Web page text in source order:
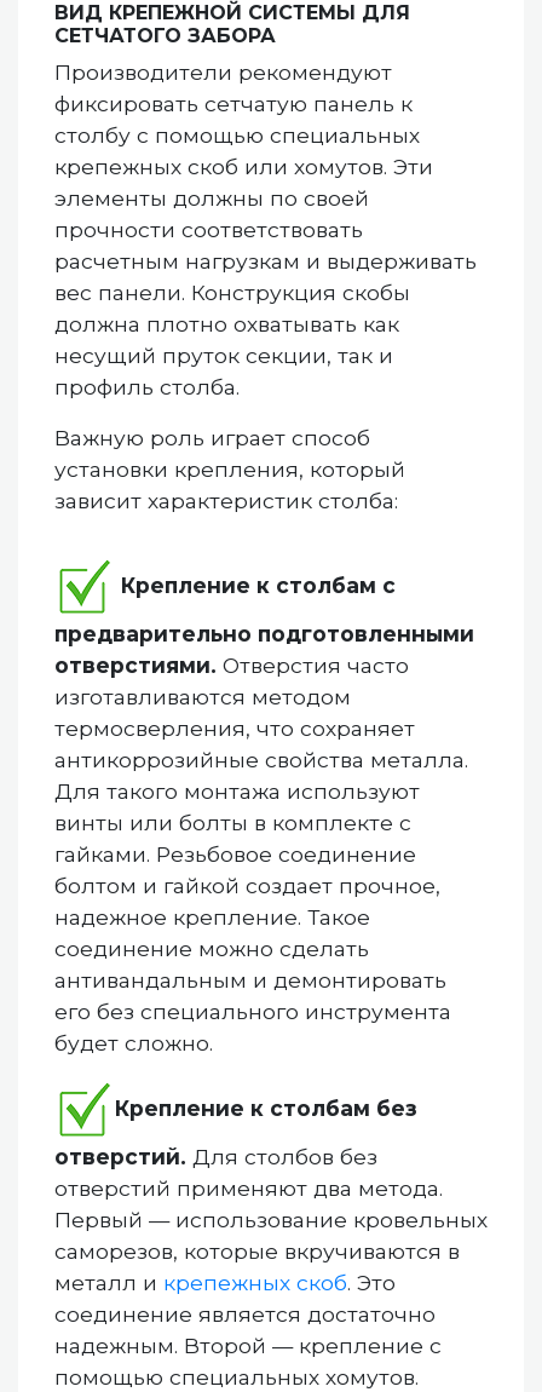
ВИД КРЕПЕЖНОЙ СИСТЕМЫ ДЛЯ
СЕТЧАТОГО ЗАБОРА
Производители рекомендуют
фиксировать сетчатую панель к
столбу с помощью специальных
крепежных скоб или хомутов. Эти
элементы должны по своей
прочности соответствовать
расчетным нагрузкам и выдерживать
вес панели. Конструкция скобы
должна плотно охватывать как
несущий пруток секции, так и
профиль столба.
Важную роль играет способ
установки крепления, который
зависит характеристик столба:
Крепление к столбам с
предварительно подготовленными
отверстиями. Отверстия часто
изготавливаются методом
термосверления, что сохраняет
антикоррозийные свойства металла.
Для такого монтажа используют
винты или болты в комплекте с
гайками. Резьбовое соединение
болтом и гайкой создает прочное,
надежное крепление. Такое
соединение можно сделать
антивандальным и демонтировать
его без специального инструмента
будет сложно.
Крепление к столбам без
отверстий. Для столбов без
отверстий применяют два метода.
Первый — использование кровельных
саморезов, которые вкручиваются в
металл и крепежных скоб. Это
соединение является достаточно
надежным. Второй — крепление с
помощью специальных хомутов.